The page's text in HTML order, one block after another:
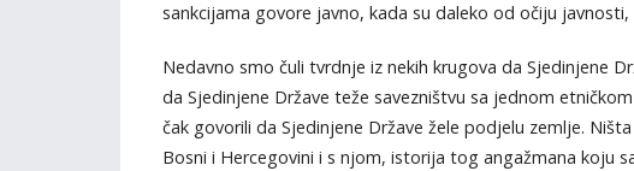
sankcijama govore javno, kada su daleko od očiju
Nedavno smo čuli tvrdnje iz nekih krugova da Sjedinjene
da Sjedinjene Države teže savezništvu sa jednom
čak govorili da Sjedinjene Države žele podjelu zemlje.
Bosni i Hercegovini i s njom, istorija tog angažmana koju